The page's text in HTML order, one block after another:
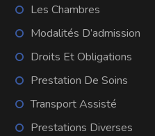
Les Chambres
Modalités D’admission
Droits Et Obligations
Prestation De Soins
Transport Assisté
Prestations Diverses